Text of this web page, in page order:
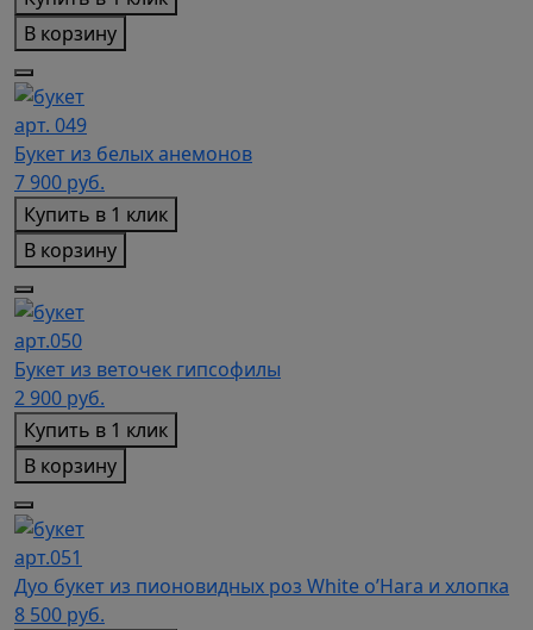
В корзину
арт. 049
Букет из белых анемонов
7 900 руб.
Купить в 1 клик
В корзину
арт.050
Букет из веточек гипсофилы
2 900 руб.
Купить в 1 клик
В корзину
арт.051
Дуо букет из пионовидных роз White o’Hara и хлопка
8 500 руб.